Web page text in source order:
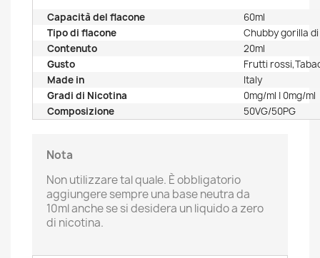
Capacità del flacone
60ml
Tipo di flacone
Chubby gorilla
Contenuto
20ml
Gusto
Frutti
Made in
Italy
Gradi di Nicotina
0mg/ml | 0mg/ml
Composizione
50VG/50PG
Nota
Non utilizzare tal quale. È obbligatorio
aggiungere sempre una base neutra da
10ml anche se si desidera un liquido a zero
di nicotina.